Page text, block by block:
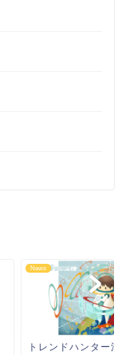
News
トレンドハンター活